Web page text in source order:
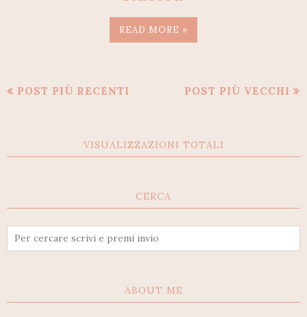
READ MORE »
POST PIÙ RECENTI POST PIÙ VECCHI
VISUALIZZAZIONI TOTALI
CERCA
ABOUT ME